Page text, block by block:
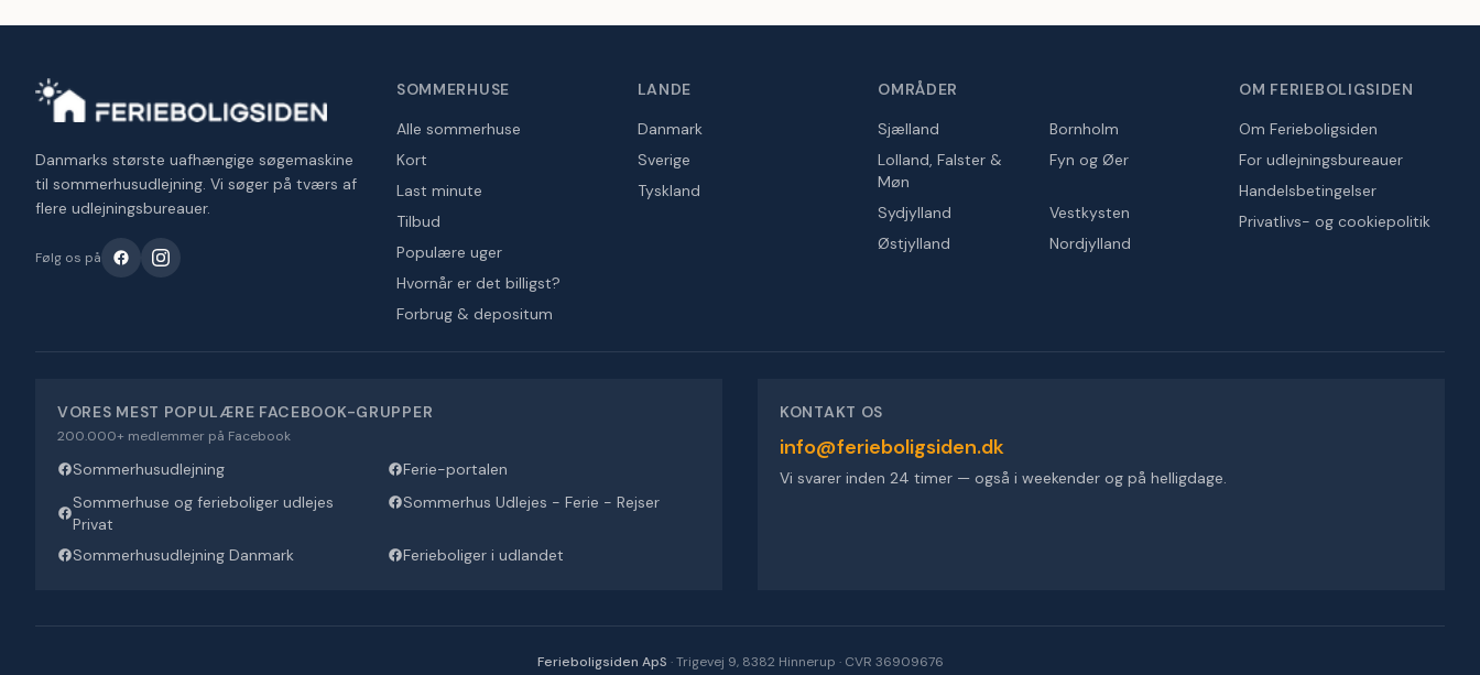
Danmarks største uafhængige søgemaskine
til sommerhusudlejning. Vi søger på tværs af
flere udlejningsbureauer.
Følg os på
SOMMERHUSE
Alle sommerhuse
Kort
Last minute
Tilbud
Populære uger
Hvornår er det billigst?
Forbrug & depositum
LANDE
Danmark
Sverige
Tyskland
OMRÅDER
Sjælland
Bornholm
Lolland, Falster &
Møn
Fyn og Øer
Sydjylland
Vestkysten
Østjylland
Nordjylland
OM FERIEBOLIGSIDEN
Om Ferieboligsiden
For udlejningsbureauer
Handelsbetingelser
Privatlivs- og cookiepolitik
VORES MEST POPULÆRE FACEBOOK-GRUPPER
200.000+ medlemmer på Facebook
Sommerhusudlejning
Ferie-portalen
Sommerhuse og ferieboliger udlejes
Privat
Sommerhus Udlejes - Ferie - Rejser
Sommerhusudlejning Danmark Ferieboliger i udlandet
KONTAKT OS
info@ferieboligsiden.dk
Vi svarer inden 24 timer — også i weekender og på helligdage.
Ferieboligsiden ApS ·Trigevej 9, 8382 Hinnerup · CVR 36909676